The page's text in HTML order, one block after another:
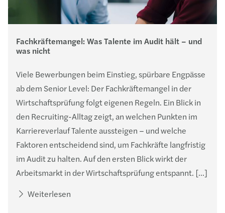
Fachkräftemangel: Was Talente im Audit hält – und
was nicht
Viele Bewerbungen beim Einstieg, spürbare Engpässe
ab dem Senior Level: Der Fachkräftemangel in der
Wirtschaftsprüfung folgt eigenen Regeln. Ein Blick in
den Recruiting-Alltag zeigt, an welchen Punkten im
Karriereverlauf Talente aussteigen – und welche
Faktoren entscheidend sind, um Fachkräfte langfristig
im Audit zu halten. Auf den ersten Blick wirkt der
Arbeitsmarkt in der Wirtschaftsprüfung entspannt. […]
Weiterlesen